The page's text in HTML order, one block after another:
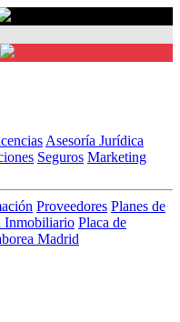
Asesoría Jurídica
Seguros Marketing
Proveedores Planes de
Inmobiliario Placa de
Madrid